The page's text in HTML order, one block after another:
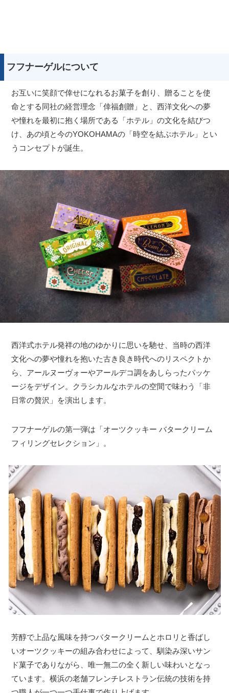
フフナーゲルについて
お互いに笑顔で倖せになれるお菓子を創り、贈ることを使
命とする同社の経営理念「倖福創贈」と、西洋文化への夢
や憧れを最初に抱く場所である「ホテル」の文化を結びつ
け、あの頃と今のYOKOHAMAの「時空を結ぶホテル」とい
うコンセプトが誕生。
西洋式ホテル発祥の地のゆかりに思いを馳せ、当時の西洋
文化への夢や憧れを抱いた古き良き時代へのリスペクトか
ら、アールヌーヴォーやアールデコ調をあしらったパッケ
ージをデザイン。クラシカルなホテルの空間で味わう「非
日常の贅沢」を演出します。
フフナーゲルの第一弾は「オーツクッキー バタークリーム
フィリングセレクション」。
芳醇で上品な風味を持つバタークリームとホロリと香ばし
いオーツクッキーの組み合わせによって、馴染み深いサン
ド菓子でありながら、唯一無二の全く新しい味わいとなっ
ています。横浜の老舗フレンチレストラン伝統の技術を持